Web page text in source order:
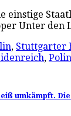
einstige
Unter
, Stuttgarter
,
umkämpft.